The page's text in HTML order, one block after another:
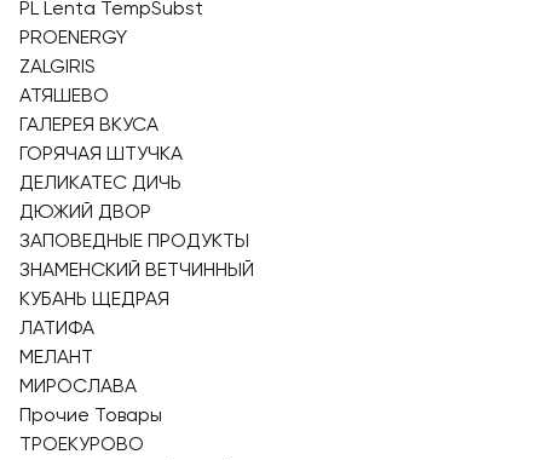
PL Lenta TempSubst
PROENERGY
ZALGIRIS
АТЯШЕВО
ГАЛЕРЕЯ ВКУСА
ГОРЯЧАЯ ШТУЧКА
ДЕЛИКАТЕС ДИЧЬ
ДЮЖИЙ ДВОР
ЗАПОВЕДНЫЕ ПРОДУКТЫ
ЗНАМЕНСКИЙ ВЕТЧИННЫЙ
КУБАНЬ ЩЕДРАЯ
ЛАТИФА
МЕЛАНТ
МИРОСЛАВА
Прочие Товары
ТРОЕКУРОВО